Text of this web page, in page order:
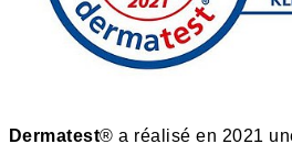
Dermatest® a réalisé en 2021